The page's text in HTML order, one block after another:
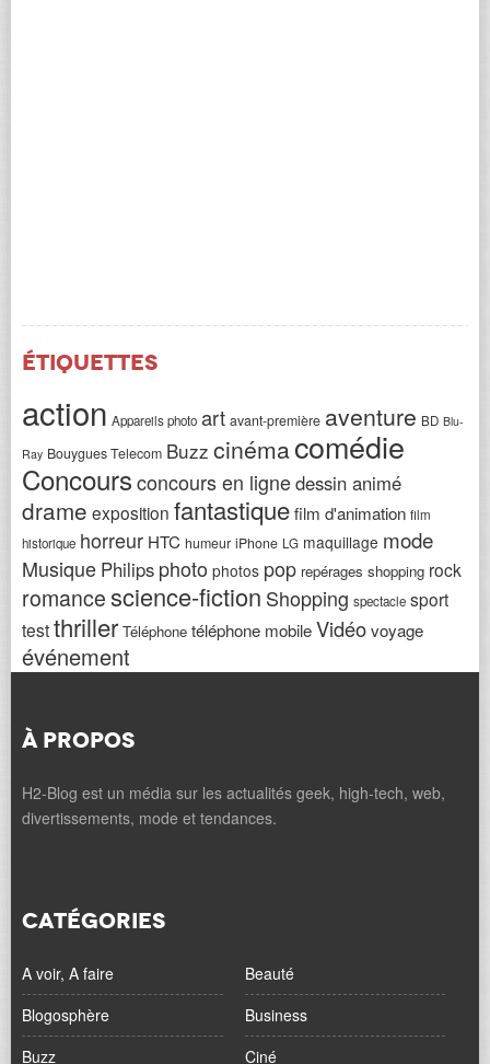
Étiquettes
action Appareils photo art avant-première aventure BD Blu-
Ray Bouygues Telecom Buzz cinémacomédie
Concoursconcours en lignedessin animé
drame exposition fantastiquefilm d'animation film
historique horreur HTC humeur iPhone LG maquillage mode
Musique Philips photo photos pop repérages shopping rock
romancescience-fiction Shopping spectacle sport
testthriller Téléphone téléphone mobileVidéovoyage
événement
À PROPOS
H2-Blog est un média sur les actualités geek, high-tech, web,
divertissements, mode et tendances.
CATÉGORIES
A voir, A faire
Beauté
Blogosphère
Business
Buzz
Ciné